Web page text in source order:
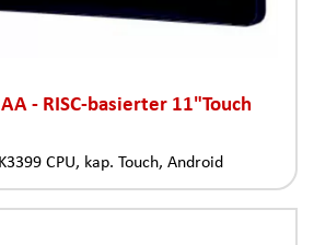
- RISC-basierter 11"Touch
CPU, kap. Touch, Android